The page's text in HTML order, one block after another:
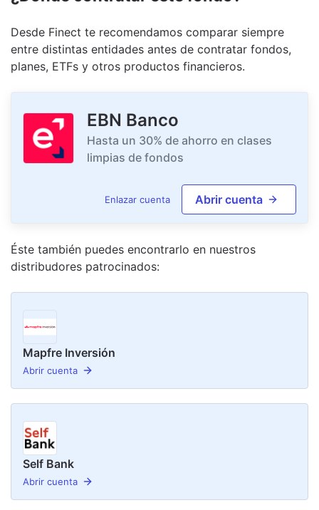
Desde Finect te recomendamos comparar siempre
entre distintas entidades antes de contratar fondos,
planes, ETFs y otros productos financieros.
EBN Banco
Hasta un 30% de ahorro en clases
limpias de fondos
Enlazar cuenta Abrir cuenta
Éste también puedes encontrarlo en nuestros
distribudores patrocinados:
Mapfre Inversión
Abrir cuenta
Self Bank
Abrir cuenta